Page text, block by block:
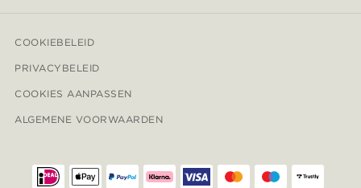
COOKIEBELEID
PRIVACYBELEID
COOKIES AANPASSEN
ALGEMENE VOORWAARDEN